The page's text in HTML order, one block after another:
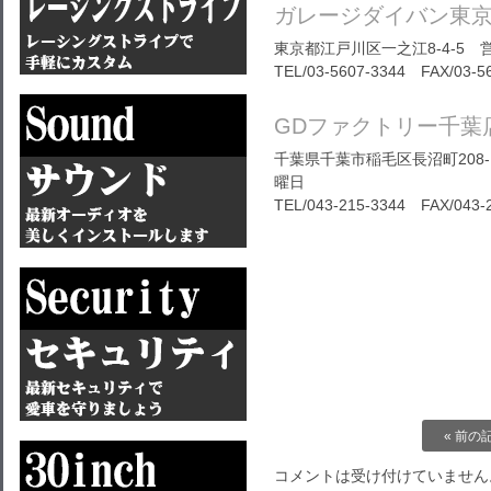
ガレージダイバン東
東京都江戸川区一之江8-4-5
TEL/03-5607-3344 FAX/03-
GDファクトリー千葉
千葉県千葉市稲毛区長沼町
曜日
TEL/043-215-3344 FAX/043-
« 前の
コメントは受け付けていませ